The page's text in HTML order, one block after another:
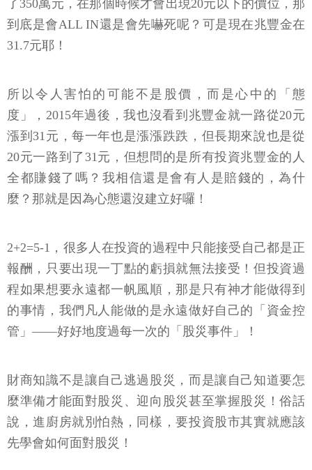
到底是會ALL IN還是會先嚇死呢？可是現在兆豐金在
31.7元耶！
度」，2015年過後，我也沒看到兆豐金就一路從20元
漲到31元，每一年也是漲漲跌跌，但長期來說也是從
20元一路到了31元，但想問的是所有投資兆豐金的人
全都賺錢了嗎？我相信還是會有人是賠錢的，為什
麼？那就是因為心態還沒建立好囉！
報酬，只要出現一丁點的虧損就無法接受！但投資過
程如果想要永遠都一帆風順，那是只有神才能做得到
的事情，我們凡人能做的是永遠做好自己的「資金控
管」——好好地度過每一次的「股災事件」！
麼準備才能面對股災、迎向股災甚至掌握股災！俗話
說，進廚房就別怕熱，同樣，要投資股市其實就應該
先學會如何面對股災！